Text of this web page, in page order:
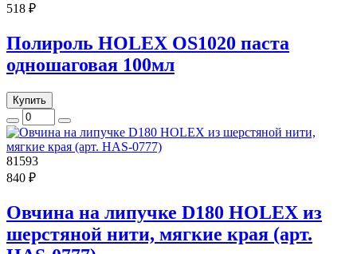
518 ₽
Полироль HOLEX OS1020 паста
одношаговая 100мл
Купить
81593
840 ₽
Овчина на липучке D180 HOLEX из
шерстяной нити, мягкие края (арт.